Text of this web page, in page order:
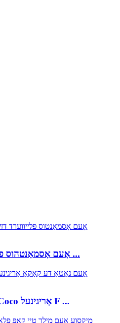
אָעם אָסמאַנטהוס פלייווערד דזשאַם ...
אָעם Nata De Coco אָריגינעל F ...